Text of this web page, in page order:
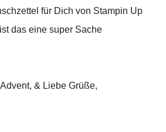
für Dich von Stampin Up
das eine super Sache
& Liebe Grüße,